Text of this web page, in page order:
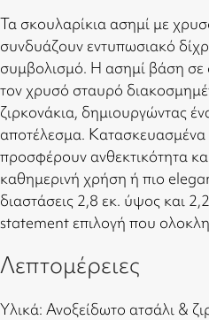
Τα σκουλαρίκια ασημί με
συνδυάζουν εντυπωσιακό
συμβολισμό. Η ασημί βάση σε
τον χρυσό σταυρό
ζιρκονάκια, δημιουργώντας
αποτέλεσμα. Κατασκευασμένα
προσφέρουν ανθεκτικότητα
καθημερινή χρήση ή πιο
διαστάσεις 2,8 εκ. ύψος και
statement επιλογή που
Λεπτομέρειες
Υλικά: Ανοξείδωτο ατσάλι &